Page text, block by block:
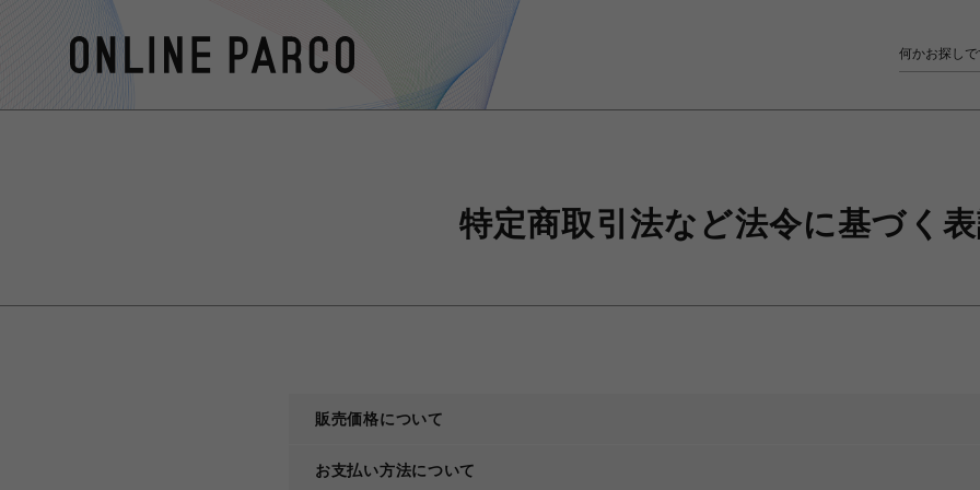
特定商取引法など法令に基づく
販売価格について
お支払い方法について